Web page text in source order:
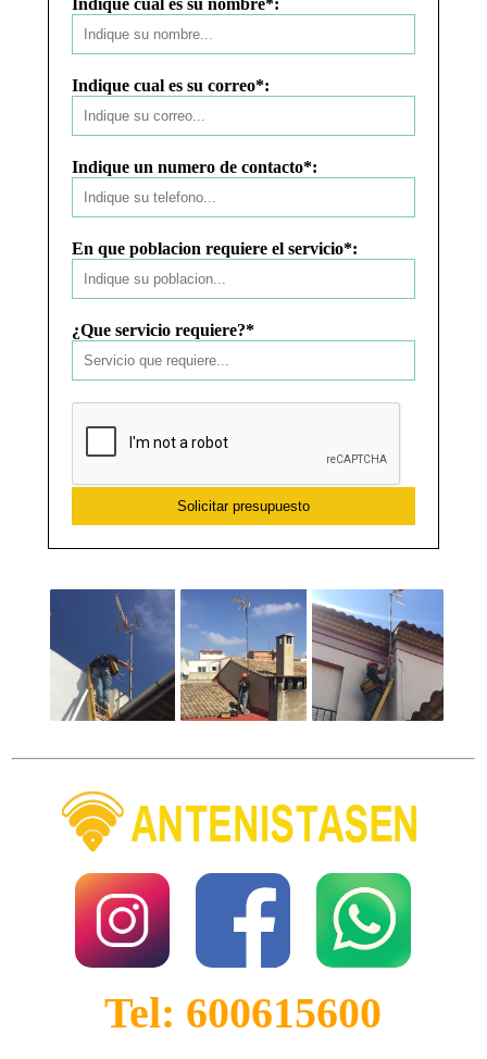
Indique cual es su correo*:
Indique un numero de contacto*:
En que poblacion requiere el servicio*:
¿Que servicio requiere?*
Solicitar presupuesto
Tel: 600615600